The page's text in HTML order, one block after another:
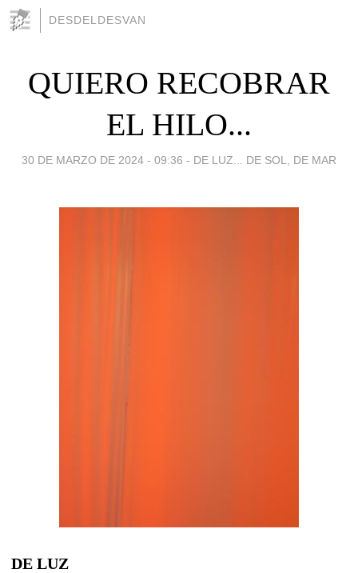
DESDELDESVAN
QUIERO RECOBRAR
EL HILO...
30 DE MARZO DE 2024 - 09:36 - DE LUZ... DE SOL, DE MAR
DE LUZ